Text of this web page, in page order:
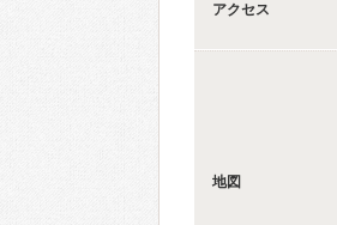
アクセス
地図